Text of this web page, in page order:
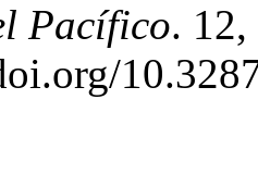
Pacífico.